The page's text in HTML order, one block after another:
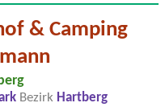
& Camping
Bezirk Hartberg